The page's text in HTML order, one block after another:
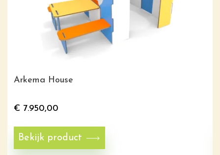
Arkema House
€ 7.950,00
Bekijk product